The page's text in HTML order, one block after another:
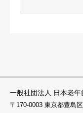
一般社団法人 日本老
〒170-0003 東京都豊島